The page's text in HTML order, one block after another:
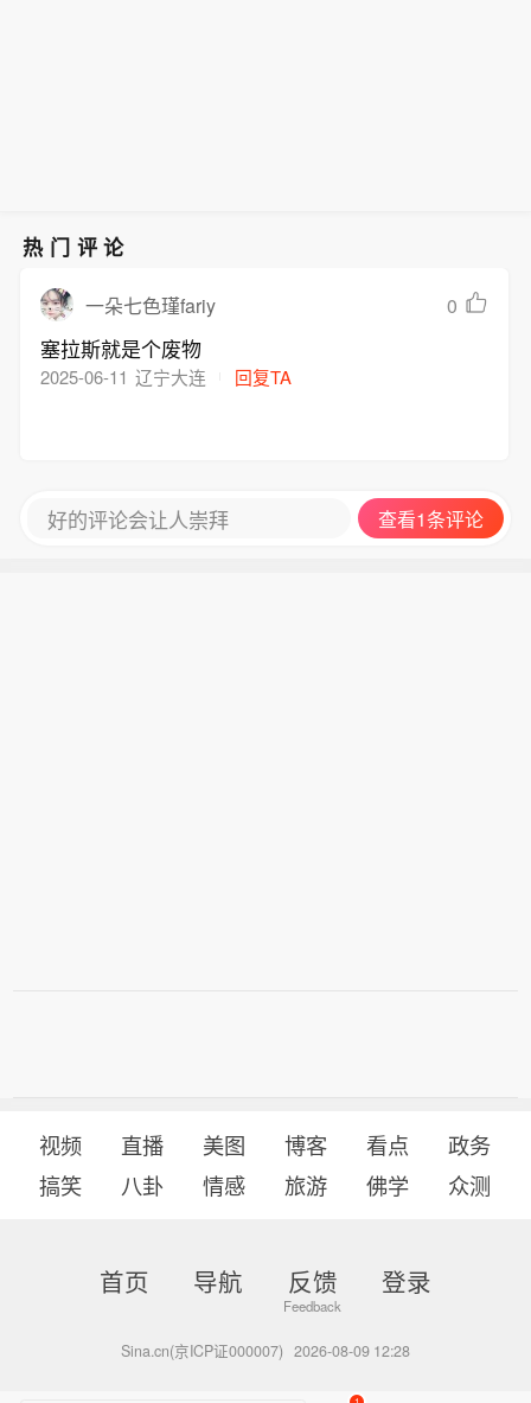
热门评论
一朵七色瑾fariy 0
塞拉斯就是个废物
2025-06-11 辽宁大连 回复TA
好的评论会让人崇拜 查看1条评论
视频 直播 美图 博客 看点
政务
搞笑
八卦 情感 旅游 佛学 众测
首页 导航 反馈 登录
Sina.cn(京ICP证000007) 2026-08-09 12:28